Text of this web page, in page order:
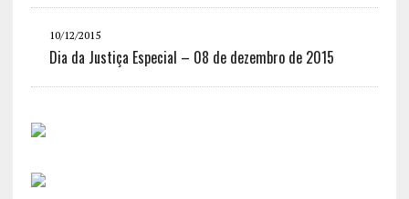
10/12/2015
Dia da Justiça Especial – 08 de dezembro de 2015